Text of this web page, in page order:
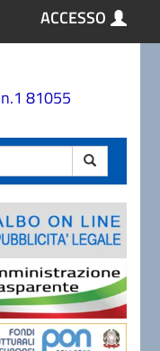
ACCESSO
n.1 81055